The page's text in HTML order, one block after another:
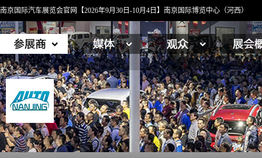
南京国际汽车展览会官网【2026年9月30日-10月4日】南京国际博览中心（河西）